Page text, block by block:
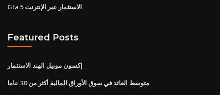
Gta 5 الاستثمار عبر الإنترنت
Featured Posts
إكسون موبيل الهند الاستثمار
متوسط ​​العائد في سوق الأوراق المالية أكثر من 30 عاما